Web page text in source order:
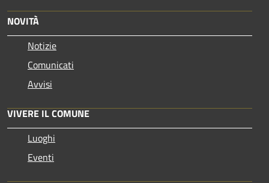
NOVITÀ
Notizie
Comunicati
Avvisi
VIVERE IL COMUNE
Luoghi
Eventi